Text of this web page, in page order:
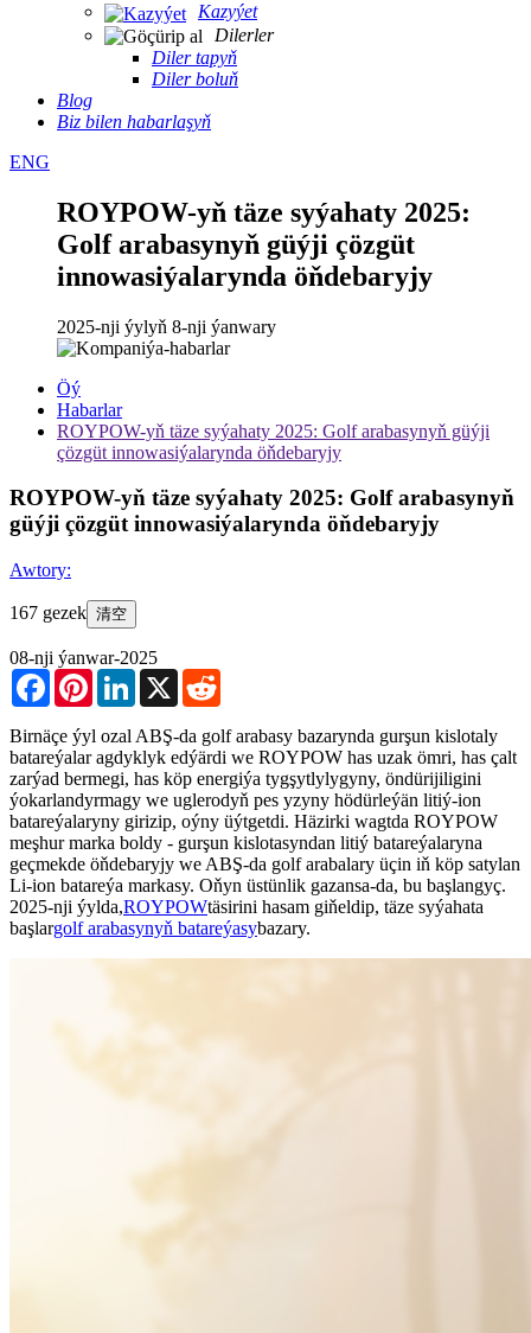
Kazyýet
Dilerler
Diler tapyň
Diler boluň
Blog
Biz bilen habarlaşyň
ENG
ROYPOW-yň täze syýahaty 2025:
Golf arabasynyň güýji çözgüt
innowasiýalarynda öňdebaryjy
2025-nji ýylyň 8-nji ýanwary
Öý
Habarlar
ROYPOW-yň täze syýahaty 2025: Golf arabasynyň güýji
çözgüt innowasiýalarynda öňdebaryjy
ROYPOW-yň täze syýahaty 2025: Golf arabasynyň
güýji çözgüt innowasiýalarynda öňdebaryjy
Awtory:
167 gezek 清空
08-nji ýanwar-2025
FacebookPinterestLinkedIn
X
Birnäçe ýyl ozal ABŞ-da golf arabasy bazarynda gurşun kislotaly
batareýalar agdyklyk edýärdi we ROYPOW has uzak ömri, has çalt
zarýad bermegi, has köp energiýa tygşytlylygyny, öndürijiligini
ýokarlandyrmagy we uglerodyň pes yzyny hödürleýän litiý-ion
batareýalaryny girizip, oýny üýtgetdi. Häzirki wagtda ROYPOW
meşhur marka boldy - gurşun kislotasyndan litiý batareýalaryna
geçmekde öňdebaryjy we ABŞ-da golf arabalary üçin iň köp satylan
Li-ion batareýa markasy. Oňyn üstünlik gazansa-da, bu başlangyç.
2025-nji ýylda,ROYPOWtäsirini hasam giňeldip, täze syýahata
başlargolf arabasynyň batareýasybazary.